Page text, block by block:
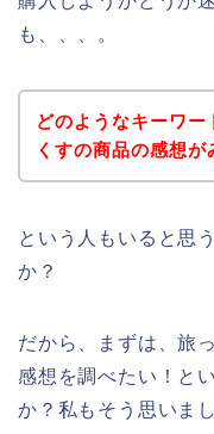
も、、、。
どのようなキーワ
くすの商品の感想が
という人もいると思
か？
だから、まずは、旅
感想を調べたい！と
か？私もそう思いまし